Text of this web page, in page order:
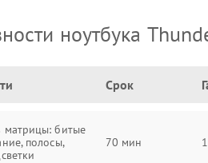
ноутбука
Срок
матрицы: битые
полосы,
70 мин